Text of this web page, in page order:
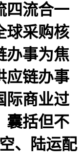
四流合一
球采购核
办事为焦
应链办事
际商业过
囊括但不
、陆运配